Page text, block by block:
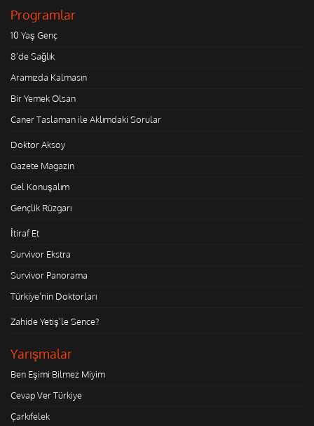
Programlar
10 Yaş Genç
8'de Sağlık
Aramızda Kalmasın
Bir Yemek Olsan
Caner Taslaman ile Aklımdaki Sorular
Doktor Aksoy
Gazete Magazin
Gel Konuşalım
Gençlik Rüzgarı
İtiraf Et
Survivor Ekstra
Survivor Panorama
Türkiye'nin Doktorları
Zahide Yetiş'le Sence?
Yarışmalar
Ben Eşimi Bilmez Miyim
Cevap Ver Türkiye
Çarkıfelek